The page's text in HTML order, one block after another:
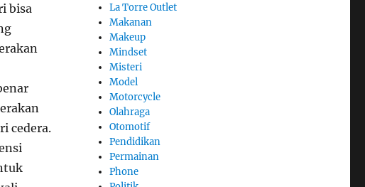
bisa
cedera.
La Torre Outlet
Makanan
Makeup
Mindset
Misteri
Model
Motorcycle
Olahraga
Otomotif
Pendidikan
Permainan
Phone